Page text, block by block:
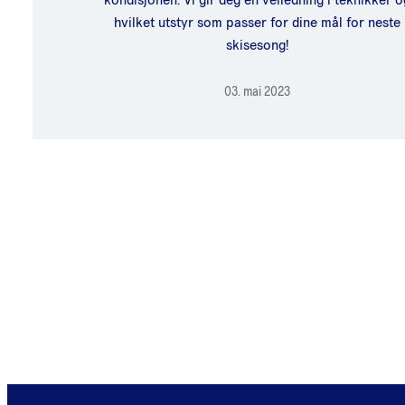
hvilket utstyr som passer for dine mål for neste
skisesong!
03. mai 2023